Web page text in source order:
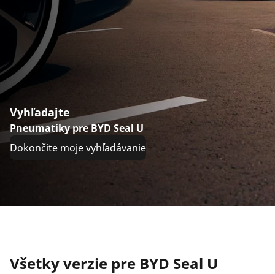
Vyhľadajte
Pneumatiky pre BYD Seal U
Dokončite moje vyhľadávanie
Všetky verzie pre BYD Seal U